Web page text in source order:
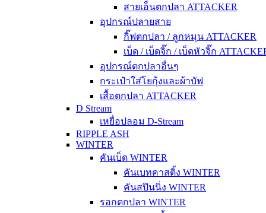
สายเอ็นตกปลา ATTACKER
อุปกรณ์ปลายสาย
กิ๊ฟตกปลา / ลูกหมุน ATTACKER
เบ็ด / เบ็ดจิ๊ก / เบ็ดหัวจิ๊ก
อุปกรณ์ตกปลาอื่นๆ
กระเป๋าใส่โยกุ้งและผ้าบัฟ
เสื้อตกปลา ATTACKER
D Stream
เหยื่อปลอม D-Stream
RIPPLE ASH
WINTER
คันเบ็ด WINTER
คันเบทคาสติ้ง WINTER
คันสปินนิ่ง WINTER
รอกตกปลา WINTER